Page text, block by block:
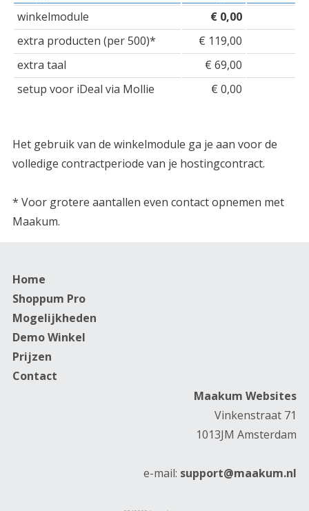
winkelmodule
€ 0,00
extra producten (per 500)*
€ 119,00
extra taal
€ 69,00
setup voor iDeal via Mollie
€ 0,00
Het gebruik van de winkelmodule ga je aan voor de
volledige contractperiode van je hostingcontract.
* Voor grotere aantallen even contact opnemen met
Maakum.
Home
Shoppum Pro
Mogelijkheden
Demo Winkel
Prijzen
Contact
Maakum Websites
Vinkenstraat 71
1013JM Amsterdam
e-mail: support@maakum.nl